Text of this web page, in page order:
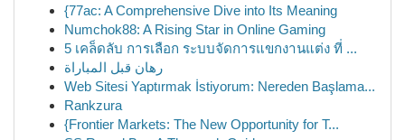
{77ac: A Comprehensive Dive into Its Meaning
Numchok88: A Rising Star in Online Gaming
5 เคล็ดลับ การเลือก ระบบจัดการแขกงานแต่ง ที่ ...
رهان قبل المباراة
Web Sitesi Yaptırmak İstiyorum: Nereden Başlama...
Rankzura
{Frontier Markets: The New Opportunity for T...